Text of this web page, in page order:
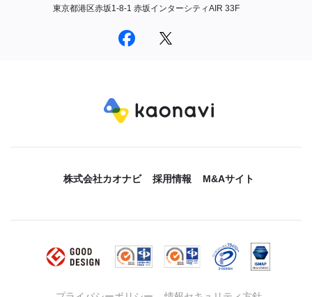
東京都港区赤坂1-8-1 赤坂インターシティAIR 33F
株式会社カオナビ 採用情報 M&Aサイト